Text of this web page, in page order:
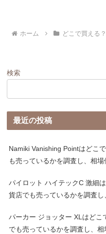
ホーム どこで買える
検索
最近の投稿
Namiki Vanishing Pointはどこ
も売っているかを調査し、相場
パイロット ハイテックC 激細
貨店でも売っているかを調査し
パーカー ジョッター XLはど
でも売っているかを調査し、相